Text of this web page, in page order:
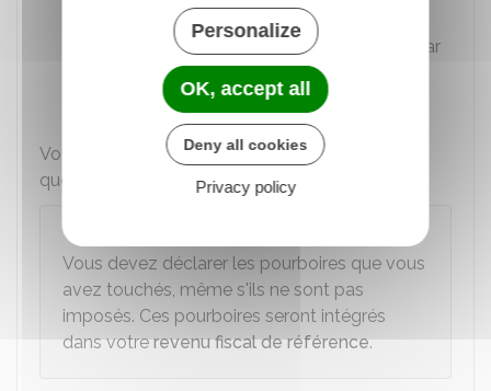
Directement
Par votre employeur s'il les centralise (par
exemple en cas de versement par carte
bancaire).
Vous devez
déclarer en 2025 les pourboires
que vous avez perçus en 2024.
Vous devez déclarer les pourboires que vous
avez touchés, même s'ils ne sont pas
imposés. Ces pourboires seront intégrés
dans votrerevenu fiscal de référence.
Personalize
OK, accept all
Deny all cookies
Privacy policy